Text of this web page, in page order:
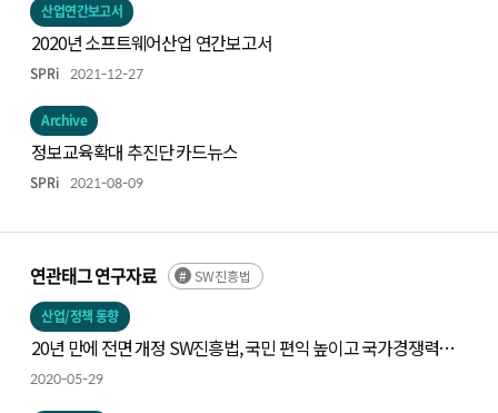
산업연간보고서
2020년 소프트웨어산업 연간보고서
SPRi 2021-12-27
Archive
정보교육확대 추진단 카드뉴스
SPRi 2021-08-09
연관태그 연구자료 SW진흥법
산업/정책 동향
20년 만에 전면 개정 SW진흥법, 국민 편익 높이고 국가경쟁력도
‘업’
2020-05-29